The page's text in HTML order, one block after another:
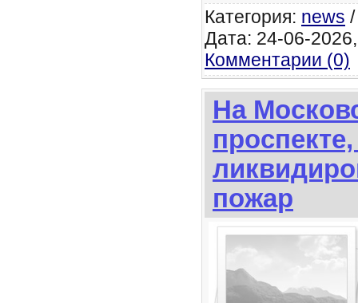
Категория: news
Дата: 24-06-
Комментарии (0)
На
пожар